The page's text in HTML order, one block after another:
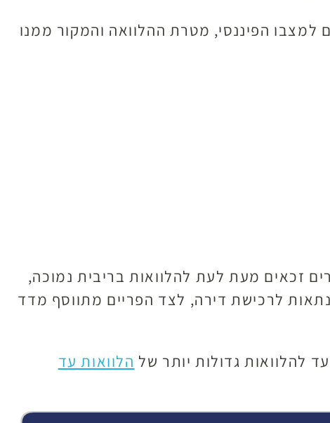
למצבו הפיננסי, מטרת ההלוואה והמקור ממנו
זכאים מעת לעת להלוואות בריבית נמוכה,
לרכישת דירה, לצד הפריים מתווסף מדד
הלוואות עד